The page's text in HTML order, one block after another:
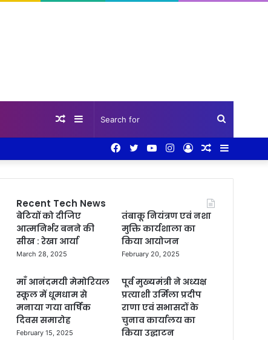
Search
for
Sidebar
Random
Sidebar
Random
Log
Instagram
YouTube
Twitter
Facebook
Recent Tech News
बेटियों को दीजिए
आत्मनिर्भर बनने की
सीख : रेखा आर्या
March 28, 2025
तंबाकू नियंत्रण एवं नशा
मुक्ति कार्यशाला का
किया आयोजन
February 20, 2025
माँ आनंदमयी मेमोरियल
स्कूल में धूमधाम से
मनाया गया वार्षिक
दिवस समारोह
February 15, 2025
पूर्व मुख्यमंत्री ने अध्यक्ष
प्रत्याशी उर्मिला प्रदीप
राणा एवं सभासदों के
चुनाव कार्यालय का
किया उद्घाटन